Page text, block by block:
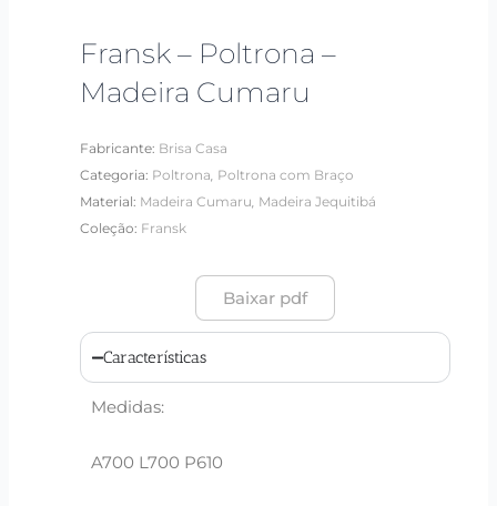
Fransk – Poltrona –
Madeira Cumaru
Fabricante: Brisa Casa
Categoria: Poltrona, Poltrona com Braço
Material: Madeira Cumaru, Madeira Jequitibá
Coleção: Fransk
Baixar pdf
Características
Medidas:
A700 L700 P610